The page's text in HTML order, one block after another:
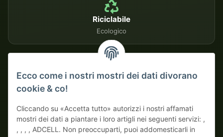
Riciclabile
Ecologico
Su fattura
Ecco come i nostri mostri dei dati divorano
cookie & co!
Cliccando su «Accetta tutto» autorizzi i nostri affamati
mostri dei dati a piantare i loro artigli nei seguenti servizi: ,
, , , , ADCELL. Non preoccuparti, puoi addomesticarli in